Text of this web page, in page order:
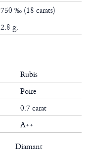
750 ‰ (18 carats)
2.8 g.
Rubis
Poire
0.7 carat
A++
Diamant